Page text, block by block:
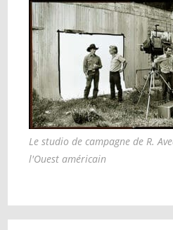
Le studio de campagne de R.
l'Ouest américain